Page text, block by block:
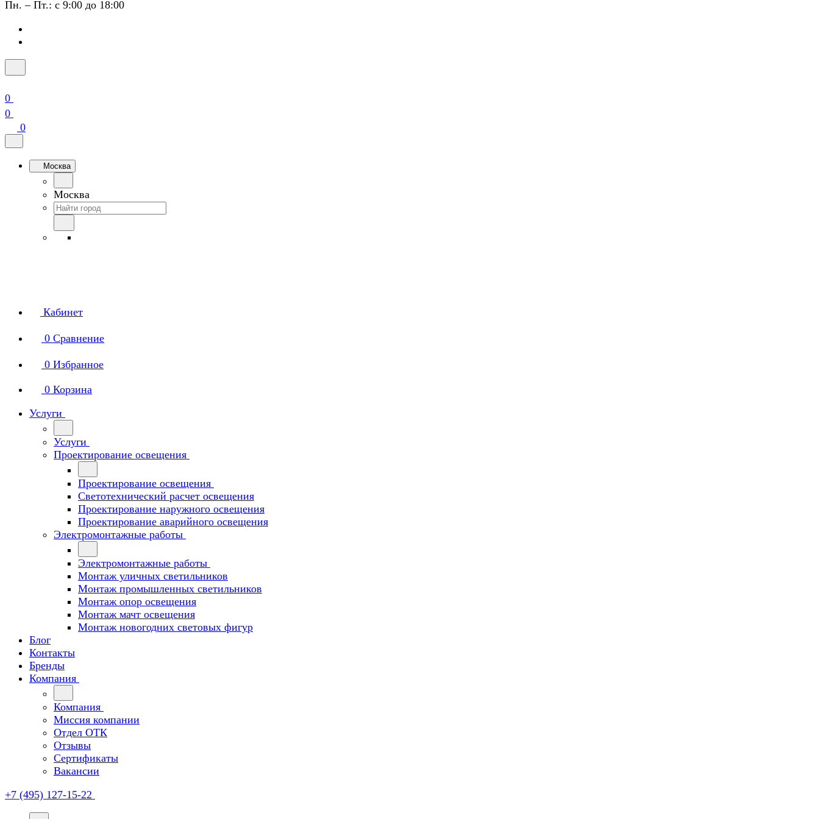
Пн. – Пт.: с 9:00 до 18:00
0
0
0
Москва
Москва
Кабинет
0 Сравнение
0 Избранное
0 Корзина
Услуги
Услуги
Проектирование освещения
Проектирование освещения
Светотехнический расчет освещения
Проектирование наружного освещения
Проектирование аварийного освещения
Электромонтажные работы
Электромонтажные работы
Монтаж уличных светильников
Монтаж промышленных светильников
Монтаж опор освещения
Монтаж мачт освещения
Монтаж новогодних световых фигур
Блог
Контакты
Бренды
Компания
Компания
Миссия компании
Отдел ОТК
Отзывы
Сертификаты
Вакансии
+7 (495) 127-15-22